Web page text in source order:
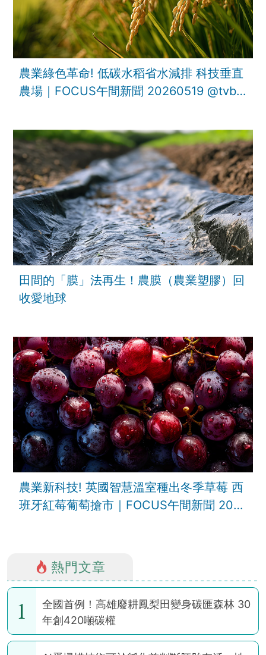
農業綠色革命! 低碳水稻省水減排 科技垂直
農場｜FOCUS午間新聞 20260519 ‪@tvbsf
田間的「膜」法再生！農膜（農業塑膠）回
收愛地球
農業新科技! 英國智慧溫室種出冬季草莓 西
班牙紅莓葡萄搶市｜FOCUS午間新聞 202
熱門文章
1
全國首例！高雄廢耕鳳梨田變身碳匯森林 30
年創420噸碳權